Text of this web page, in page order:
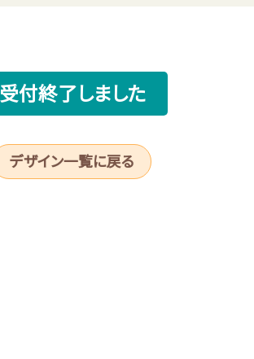
受付終了しました
デザイン一覧に戻る